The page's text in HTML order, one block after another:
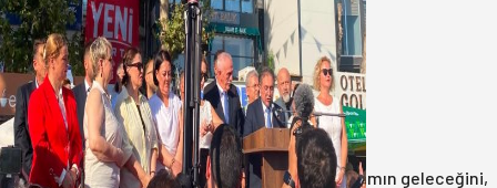
Yeni Parti Bandırma Teşkilatı kuruldu
06 Ağustos 2026
Anasayfa/Genel/Oğuzbeyi : Transferlerde takımın geleceğini,